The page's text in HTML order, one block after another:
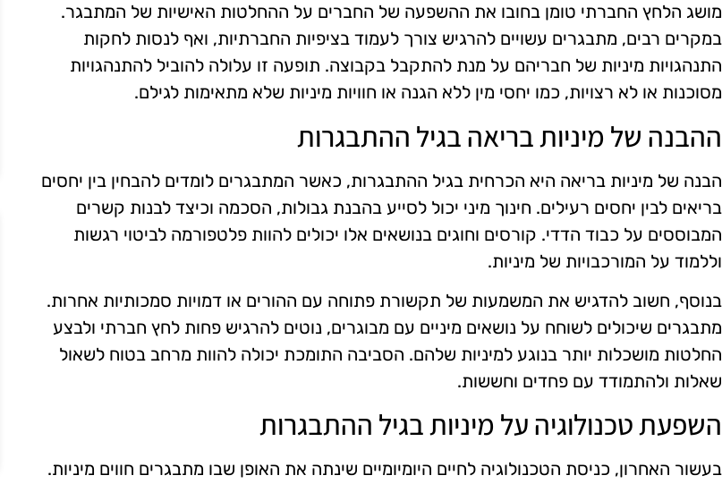
מושג הלחץ החברתי טומן בחובו את ההשפעה של החברים על ההחלטות האישיות של המתבגר.
במקרים רבים, מתבגרים עשויים להרגיש צורך לעמוד בציפיות החברתיות, ואף לנסות לחקות
התנהגויות מיניות של חבריהם על מנת להתקבל בקבוצה. תופעה זו עלולה להוביל להתנהגויות
מסוכנות או לא רצויות, כמו יחסי מין ללא הגנה או חוויות מיניות שלא מתאימות לגילם.
ההבנה של מיניות בריאה בגיל ההתבגרות
הבנה של מיניות בריאה היא הכרחית בגיל ההתבגרות, כאשר המתבגרים לומדים להבחין בין יחסים
בריאים לבין יחסים רעילים. חינוך מיני יכול לסייע בהבנת גבולות, הסכמה וכיצד לבנות קשרים
המבוססים על כבוד הדדי. קורסים וחוגים בנושאים אלו יכולים להוות פלטפורמה לביטוי רגשות
וללמוד על המורכבויות של מיניות.
בנוסף, חשוב להדגיש את המשמעות של תקשורת פתוחה עם ההורים או דמויות סמכותיות אחרות.
מתבגרים שיכולים לשוחח על נושאים מיניים עם מבוגרים, נוטים להרגיש פחות לחץ חברתי ולבצע
החלטות מושכלות יותר בנוגע למיניות שלהם. הסביבה התומכת יכולה להוות מרחב בטוח לשאול
שאלות ולהתמודד עם פחדים וחששות.
השפעת טכנולוגיה על מיניות בגיל ההתבגרות
בעשור האחרון, כניסת הטכנולוגיה לחיים היומיומיים שינתה את האופן שבו מתבגרים חווים מיניות.